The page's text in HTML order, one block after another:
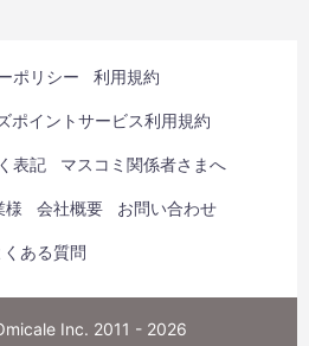
ポリシー 利用規約
ポイントサービス利用規約
表記 マスコミ関係者さまへ
様 会社概要 お問い合わせ
くある質問
Inc. 2011 - 2026